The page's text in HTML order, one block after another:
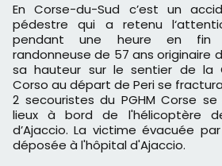
En Corse-du-Sud c’est un
pédestre qui a retenu
pendant une heure en fin
randonneuse de 57 ans originaire
sa hauteur sur le sentier de la
Corso au départ de Peri se
2 secouristes du PGHM Corse
lieux à bord de l'hélicoptère
d’Ajaccio. La victime évacuée
déposée à l'hôpital d'Ajaccio.